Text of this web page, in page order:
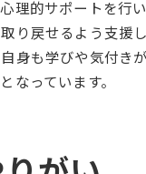
的サポートを行
り戻せるよう支援し
も学びや気付き
なっています。